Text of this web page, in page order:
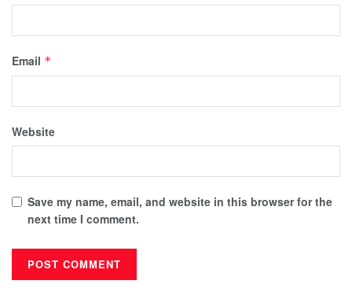
Email *
Website
Save my name, email, and website in this browser for the
next time I comment.